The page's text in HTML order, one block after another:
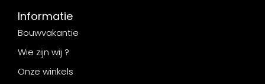
Informatie
Bouwvakantie
Wie zijn wij ?
Onze winkels